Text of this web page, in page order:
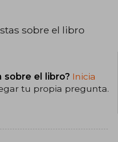
sobre el libro
sobre el libro? Inicia
tu propia pregunta.